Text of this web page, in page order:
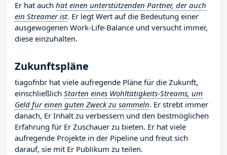
Er hat auch hat einen unterstützenden Partner, der auch
ein Streamer ist. Er legt Wert auf die Bedeutung einer
ausgewogenen Work-Life-Balance und versucht immer,
diese einzuhalten.
Zukunftspläne
tiagofnbr hat viele aufregende Pläne für die Zukunft,
einschließlich Starten eines Wohltätigkeits-Streams, um
Geld für einen guten Zweck zu sammeln. Er strebt immer
danach, Er Inhalt zu verbessern und den bestmöglichen
Erfahrung für Er Zuschauer zu bieten. Er hat viele
aufregende Projekte in der Pipeline und freut sich
darauf, sie mit Er Publikum zu teilen.